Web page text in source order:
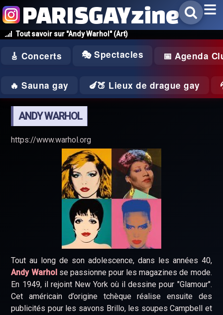
Tout savoir sur "Andy Warhol" (Art)
PARISGAYzine
🎸 Concerts 🎭 Spectacles 📅 Agenda
🔥 Sauna gay 🍆🍑 Lieux de drague gay
ANDY WARHOL
https://www.warhol.org
Tout au long de son adolescence, dans les années 40,
Andy Warholse passionne pour les magazines de mode.
En 1949, il rejoint New York où il dessine pour "Glamour".
Cet américain d’origine tchèque réalise ensuite des
publicités pour les savons Brillo, les soupes Campbell et